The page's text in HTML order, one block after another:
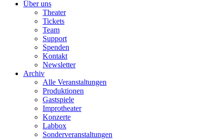
Über uns
Theater
Tickets
Team
Support
Spenden
Kontakt
Newsletter
Archiv
Alle Veranstaltungen
Produktionen
Gastspiele
Improtheater
Konzerte
Labbox
Sonderveranstaltungen